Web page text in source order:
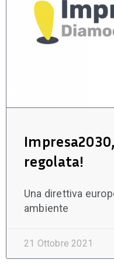
regolata!
Una direttiva
ambiente
21 Ottobre 2021